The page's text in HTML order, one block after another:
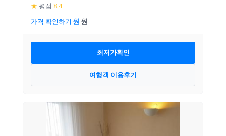
★ 평점 8.4
가격 확인하기
최저가확인
여행객 이용후기